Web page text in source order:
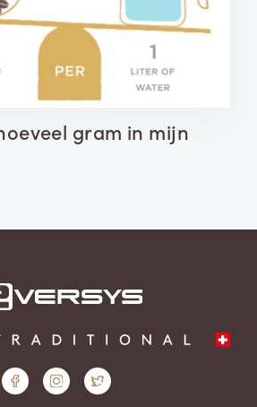
gram in mijn